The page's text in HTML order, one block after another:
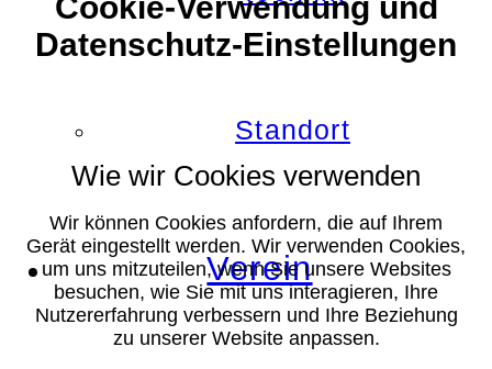
Standort
Verein
Cookie-Verwendung und
Datenschutz-Einstellungen
Wie wir Cookies verwenden
Wir können Cookies anfordern, die auf Ihrem
Gerät eingestellt werden. Wir verwenden Cookies,
um uns mitzuteilen, wenn Sie unsere Websites
besuchen, wie Sie mit uns interagieren, Ihre
Nutzererfahrung verbessern und Ihre Beziehung
zu unserer Website anpassen.